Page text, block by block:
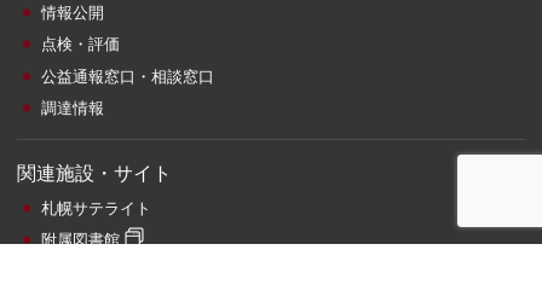
情報公開
点検・評価
公益通報窓口・相談窓口
調達情報
関連施設・サイト
札幌サテライト
附属図書館